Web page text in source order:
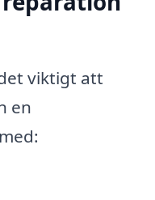
viktigt att
en